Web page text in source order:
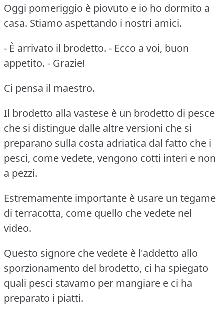
Oggi pomeriggio è piovuto e io ho dormito a
casa. Stiamo aspettando i nostri amici.
- È arrivato il brodetto. - Ecco a voi, buon
appetito. - Grazie!
Ci pensa il maestro.
Il brodetto alla vastese è un brodetto di pesce
che si distingue dalle altre versioni che si
preparano sulla costa adriatica dal fatto che i
pesci, come vedete, vengono cotti interi e non
a pezzi.
Estremamente importante è usare un tegame
di terracotta, come quello che vedete nel
video.
Questo signore che vedete è l'addetto allo
sporzionamento del brodetto, ci ha spiegato
quali pesci stavamo per mangiare e ci ha
preparato i piatti.